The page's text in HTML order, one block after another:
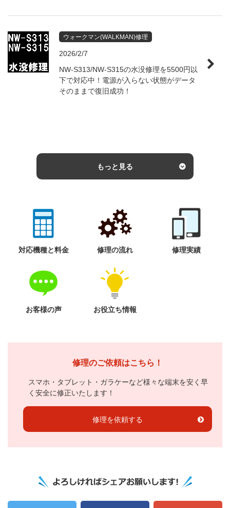
ウォークマン(WALKMAN)修理
2026/2/7
NW-S313/NW-S315の水没修理を5500円以
下で対応中！電源が入らない状態がデータ
そのままで復旧成功！
もっと見る
対応機種と料金 修理の流れ 修理実績
お客様の声 お役立ち情報
修理のご依頼はこちら！
スマホ・タブレット・ガラケーなど様々な端末を安く早
く安全に修正いたします！
修理を依頼する